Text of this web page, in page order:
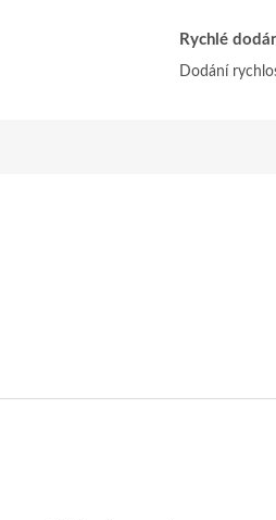
Rychlé
Dodání